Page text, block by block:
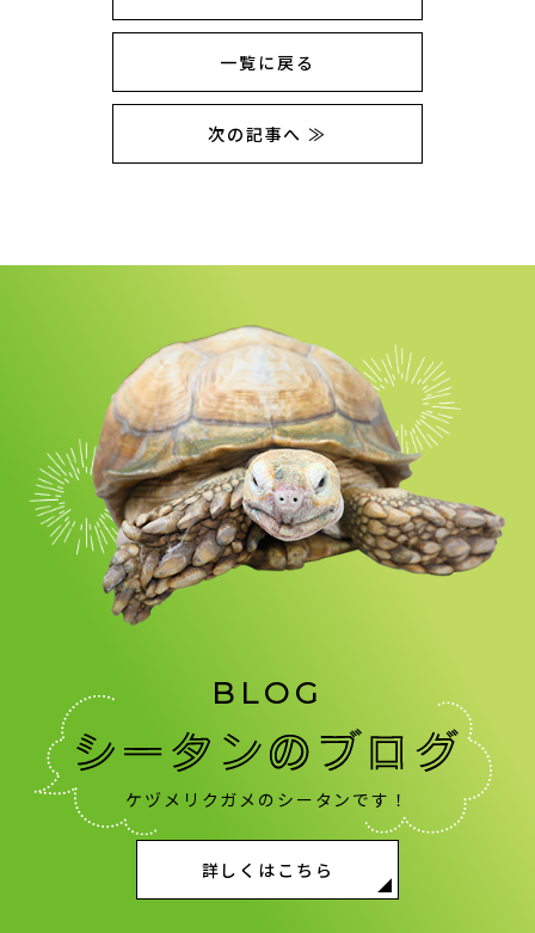
一覧に戻る
次の記事へ ≫
BLOG
ケヅメリクガメのシータンです！
詳しくはこちら